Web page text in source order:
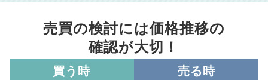
売買の検討には価格推移の
確認が大切！
買う時 売る時